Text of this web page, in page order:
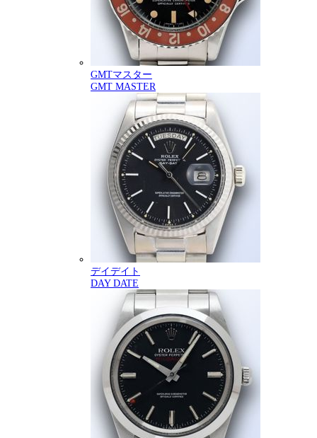
GMTマスター
GMT MASTER
デイデイト
DAY DATE